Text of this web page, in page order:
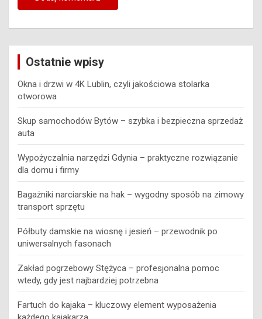
Ostatnie wpisy
Okna i drzwi w 4K Lublin, czyli jakościowa stolarka
otworowa
Skup samochodów Bytów – szybka i bezpieczna sprzedaż
auta
Wypożyczalnia narzędzi Gdynia – praktyczne rozwiązanie
dla domu i firmy
Bagażniki narciarskie na hak – wygodny sposób na zimowy
transport sprzętu
Półbuty damskie na wiosnę i jesień – przewodnik po
uniwersalnych fasonach
Zakład pogrzebowy Stężyca – profesjonalna pomoc
wtedy, gdy jest najbardziej potrzebna
Fartuch do kajaka – kluczowy element wyposażenia